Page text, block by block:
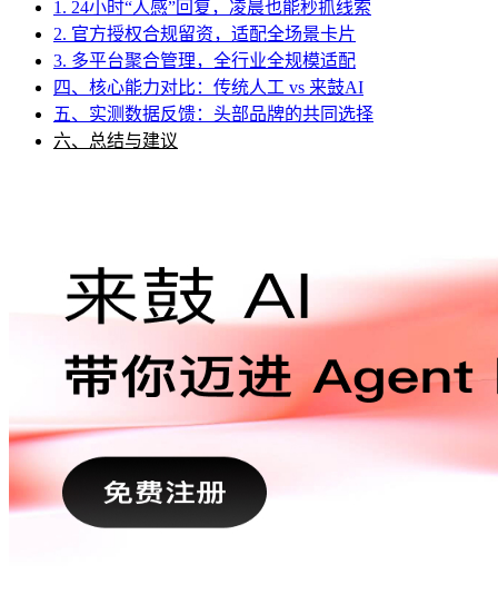
1. 24小时“人感”回复，凌晨也能秒抓线索
2. 官方授权合规留资，适配全场景卡片
3. 多平台聚合管理，全行业全规模适配
四、核心能力对比：传统人工 vs 来鼓AI
五、实测数据反馈：头部品牌的共同选择
六、总结与建议